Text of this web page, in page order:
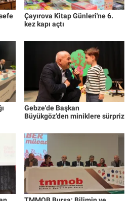
Çayırova Kitap Günleri'ne 6.
kez kapı açtı
Gebze'de Başkan
Büyükgöz’den miniklere sürpriz